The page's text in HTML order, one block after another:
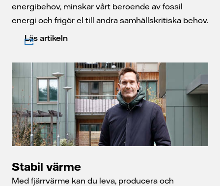
energibehov, minskar vårt beroende av fossil
energi och frigör el till andra samhällskritiska behov.
Läs artikeln
Stabil värme
Med fjärrvärme kan du leva, producera och